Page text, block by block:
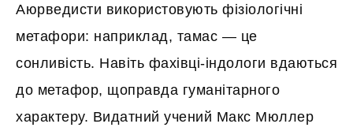
Аюрведисти використовують фізіологічні
метафори: наприклад, тамас — це
сонливість. Навіть фахівці-індологи вдаються
до метафор, щоправда гуманітарного
характеру. Видатний учений Макс Мюллер